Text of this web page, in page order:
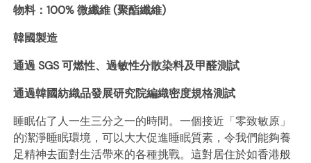
物料：100% 微纖維 (聚酯纖維)
韓國製造
通過 SGS 可燃性、過敏性分散染料及甲醛測試
通過韓國紡織品發展研究院編織密度規格測試
睡眠佔了人一生三分之一的時間。一個接近「零致敏原」
的潔淨睡眠環境，可以大大促進睡眠質素，令我們能夠養
足精神去面對生活帶來的各種挑戰。這對居住於如香港般